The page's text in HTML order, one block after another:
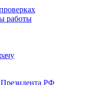
работы
РФ